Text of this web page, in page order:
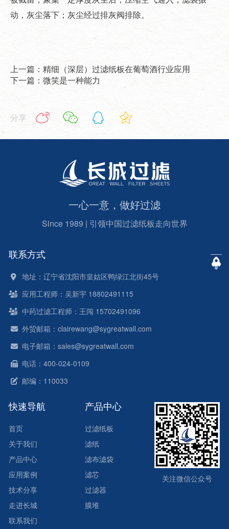
动，灰尘落下；灰尘经过排灰阀排除。
上一篇：精细（深层）过滤纸板在葡萄酒行业应用
下一篇：微笑是一种能力
分享
一心一意，做好过滤
Since 1989 | 引领中国过滤纸板走向世界
联系方式
地址：辽宁省沈阳市皇姑区鸭绿江北街45号
应用工程师：吴新宇 18802491115
中药过滤工程师：王闯 15702491096
外贸邮箱：clairewang@sygreatwall.com
电子邮箱：sales@sygreatwall.com
电话：400-024-0109
邮编：110033
快速导航
首页
关于我们
产品中心
应用案例
技术分享
走进长城
联系我们
产品中心
过滤纸板
滤纸
滤布滤袋
滤芯
过滤器
膜堆
关注微信公众号